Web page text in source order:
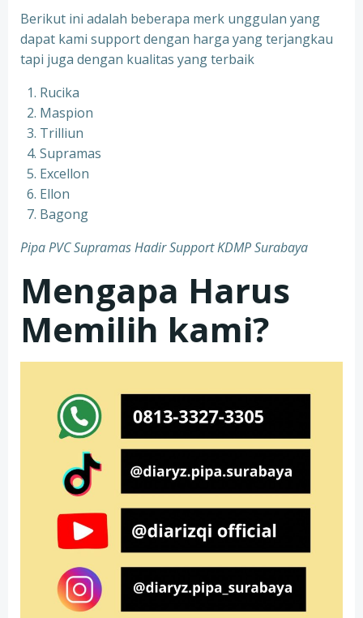
Berikut ini adalah beberapa merk unggulan yang
dapat kami support dengan harga yang terjangkau
tapi juga dengan kualitas yang terbaik
Rucika
Maspion
Trilliun
Supramas
Excellon
Ellon
Bagong
Pipa PVC Supramas Hadir Support KDMP Surabaya
Mengapa Harus
Memilih kami?